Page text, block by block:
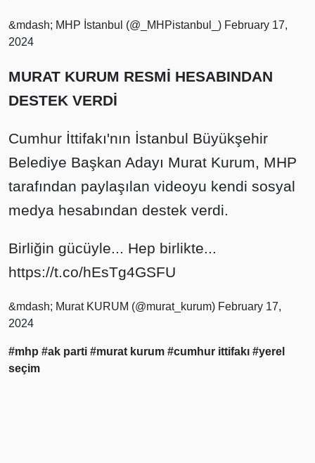
&mdash; MHP İstanbul (@_MHPistanbul_) February 17,
2024
MURAT KURUM RESMİ HESABINDAN
DESTEK VERDİ
Cumhur İttifakı'nın İstanbul Büyükşehir
Belediye Başkan Adayı Murat Kurum, MHP
tarafından paylaşılan videoyu kendi sosyal
medya hesabından destek verdi.
Birliğin gücüyle... Hep birlikte...
https://t.co/hEsTg4GSFU
&mdash; Murat KURUM (@murat_kurum) February 17,
2024
#mhp #ak parti #murat kurum #cumhur ittifakı #yerel
seçim